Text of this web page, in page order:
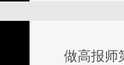
做高报师